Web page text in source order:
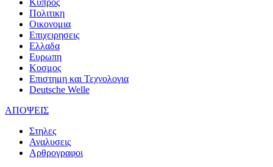
Πολιτικη
Οικονομια
Επιχειρησεις
Ελλαδα
Ευρωπη
Κοσμος
Επιστημη και Τεχνολογια
Deutsche Welle
ΑΠΟΨΕΙΣ
Στηλες
Αναλυσεις
Αρθρογραφοι